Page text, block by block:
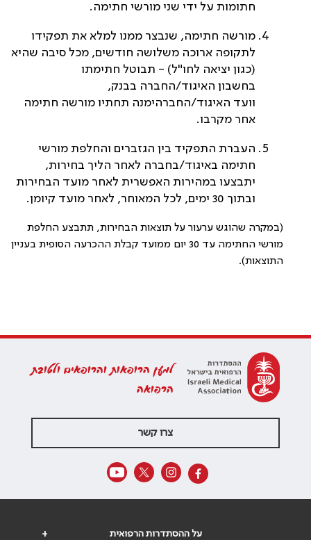
חתומות על ידי שני מורשי חתימה.
מורשה חתימה, שנבצר ממנו למלא את תפקידו
לתקופה ארוכה משלושה חודשים, מכל סיבה שהיא
(כגון יציאה לחו"ל) - תבוטל חתימתו
בחשבון האיגוד/החברה בבנק,
וועד האיגוד/החברהימנה תחתיו מורשה חתימה
אחר מקרבו.
העברת התפקיד בין הגזברים והחלפת מורשי
חתימה באיגוד/בחברה לאחר הליך בחירות,
יתבצעו במהירות האפשרית לאחר מועד הבחירות
ובתוך 30 ימים, לכל המאוחר, לאחר מועד קיומן.
(במקרה שהוגש ערעור על תוצאות הבחירות, תתבצע החלפת
מורשי החתימה עד 30 יום ממועד קבלת ההכרעה הסופית בעניין
התוצאות).
למען הרופאות והרופאים ולטובת
הרפואה
צרו קשר
+ על ההסתדרות הרפואית